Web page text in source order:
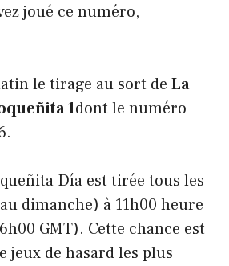
joué ce numéro,
le tirage au sort de La
1dont le numéro
Día est tirée tous les
dimanche) à 11h00 heure
GMT). Cette chance est
jeux de hasard les plus